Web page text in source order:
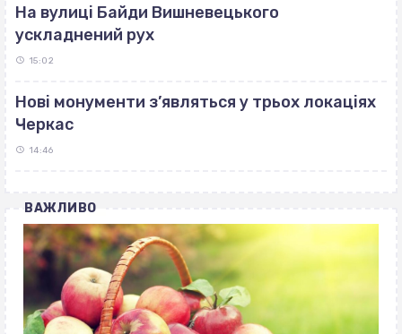
На вулиці Байди Вишневецького
ускладнений рух
15:02
Нові монументи з’являться у трьох локаціях
Черкас
14:46
ВАЖЛИВО